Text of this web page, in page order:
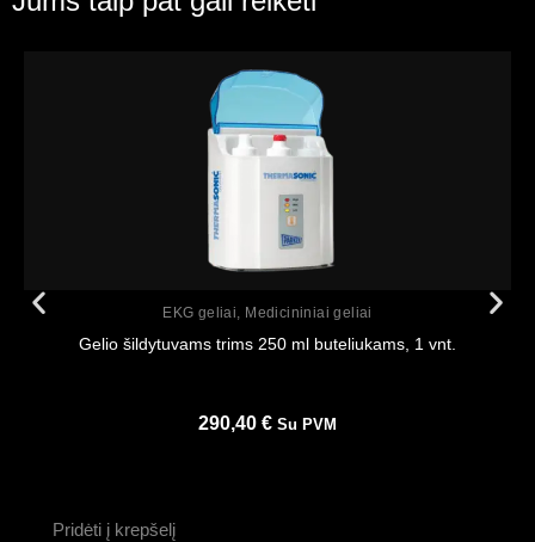
EKG geliai, Medicininiai geliai
Gelio šildytuvams trims 250 ml buteliukams, 1 vnt.
290,40 € Su PVM
Pridėti į krepšelį